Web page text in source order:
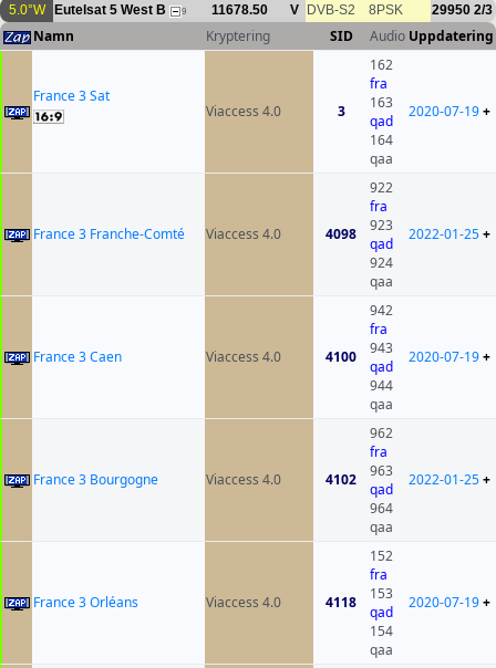
5.0°W Eutelsat 5 West B 9 11678.50 V DVB-S2 8PSK 29950 2/3
Namn Kryptering SID Audio Uppdatering
France 3 Sat
Viaccess 4.0
3
162
fra
163
qad
164
qaa
2020-07-19+
France 3 Franche-Comté Viaccess 4.0 4098
922
fra
923
qad
924
qaa
2022-01-25+
France 3 Caen Viaccess 4.0 4100
942
fra
943
qad
944
qaa
2020-07-19+
France 3 Bourgogne Viaccess 4.0 4102
962
fra
963
qad
964
qaa
2022-01-25+
France 3 Orléans Viaccess 4.0 4118
152
fra
153
qad
154
qaa
2020-07-19+